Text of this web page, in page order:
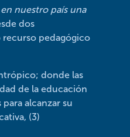
nuestro país una
dos
pedagógico
donde las
de la educación
alcanzar su
(3)